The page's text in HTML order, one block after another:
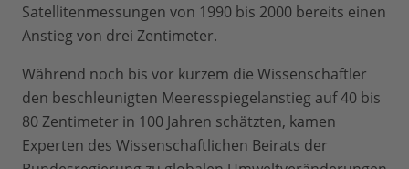
Satellitenmessungen von 1990 bis 2000 bereits einen
Anstieg von drei Zentimeter.
Während noch bis vor kurzem die Wissenschaftler
den beschleunigten Meeresspiegelanstieg auf 40 bis
80 Zentimeter in 100 Jahren schätzten, kamen
Experten des Wissenschaftlichen Beirats der